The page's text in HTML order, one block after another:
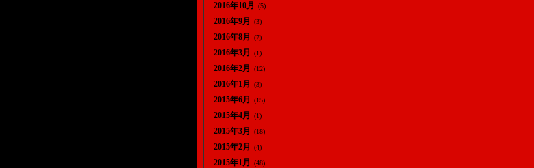
2016年10月 (5)
2016年9月 (3)
2016年8月 (7)
2016年3月 (1)
2016年2月 (12)
2016年1月 (3)
2015年6月 (15)
2015年4月 (1)
2015年3月 (18)
2015年2月 (4)
2015年1月 (48)